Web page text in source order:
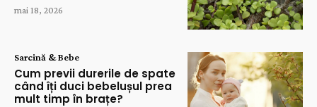
mai 18, 2026
Sarcină & Bebe
Cum previi durerile de spate
când îți duci bebelușul prea
mult timp în brațe?